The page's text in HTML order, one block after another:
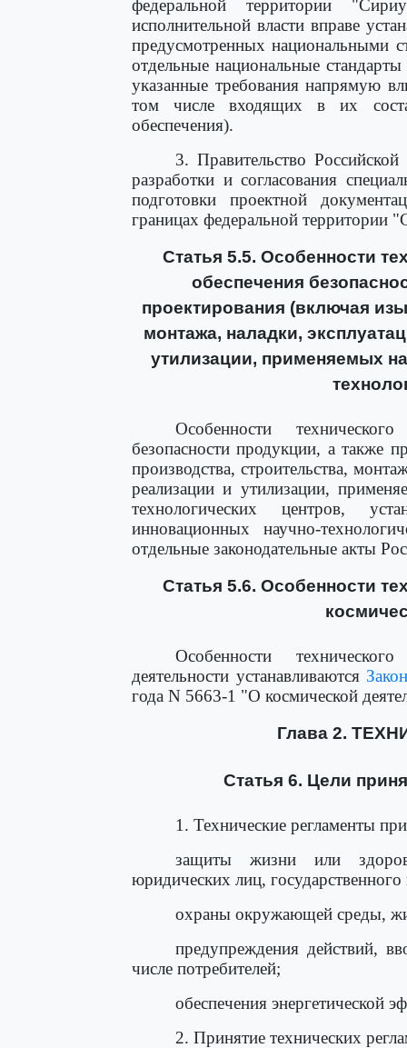
федеральной территории
исполнительной власти вправе
предусмотренных национальными
отдельные национальные
указанные требования напрямую
том числе входящих в их
обеспечения).
3. Правительство
разработки и согласования
подготовки проектной
границах федеральной территории
Статья 5.5. Особенности
обеспечения
проектирования (включая
монтажа, наладки,
утилизации, применяемых
Особенности
безопасности продукции, а также
производства, строительства,
реализации и утилизации,
технологических центров,
инновационных научно-
отдельные законодательные акты
Статья 5.6. Особенности
Особенности
деятельности устанавливаются
года N 5663-1 "О космической
Глава 2.
Статья 6. Цели
1. Технические регламенты
защиты жизни или
юридических лиц,
охраны окружающей среды,
предупреждения действий,
числе потребителей;
обеспечения энергетической
2. Принятие технических